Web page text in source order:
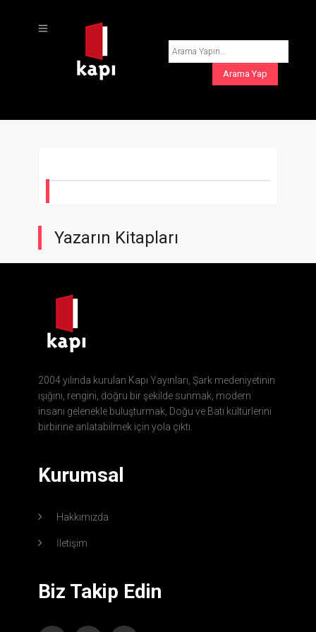
Yazarın Kitapları
2004 yılında kurulan Kapı Yayınları, Şark medeniyetinin
ışığını, rengini, doğru bir şekilde sunmak, modern
insanı gelenekle buluşturmak, Doğu ve Batı kültürlerini
birbirine anlatabilmek için yola çıktı.
Kurumsal
Hakkımızda
İletişim
Biz Takip Edin